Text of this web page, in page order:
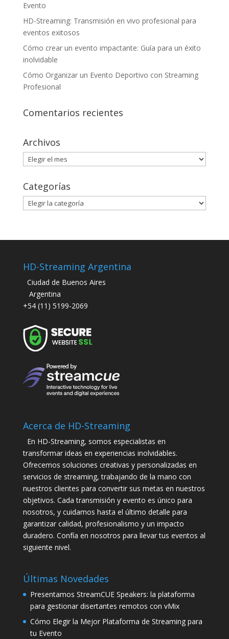
Evento
HD-Streaming: Transmisión en vivo profesional para
eventos exitosos
Cómo crear un evento impactante: Guía para un éxito
inolvidable
Cómo Organizar un Evento Deportivo con Streaming
Profesional
Comentarios recientes
Archivos
Archivos
Categorías
Categorías
HD-Streaming Argentina
Ciudad de Buenos Aires
Argentina
+54 (11) 5199-2069
Acerca de HD-Streaming
En HD-Streaming, somos especialistas en
transformar ideas en experiencias inolvidables.
Ofrecemos soluciones creativas y personalizadas en
servicios de streaming, trabajando de la mano con
nuestros clientes para convertir sus metas en nuestros
objetivos. Cada transmisión y evento es único para
nosotros, y cuidamos hasta el último detalle para
garantizar calidad, profesionalismo y un impacto
duradero. Confía en nosotros para llevar tus eventos al
siguiente nivel.
Últimas Novedades
Presentamos StreamCUE Speakers: la plataforma
para gestionar disertantes remotos con vMix
Cómo Elegir la Mejor Plataforma de Streaming para
tu Evento